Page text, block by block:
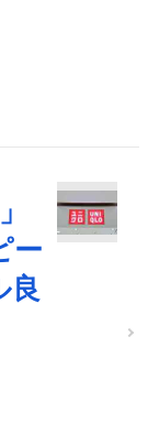
ー
良